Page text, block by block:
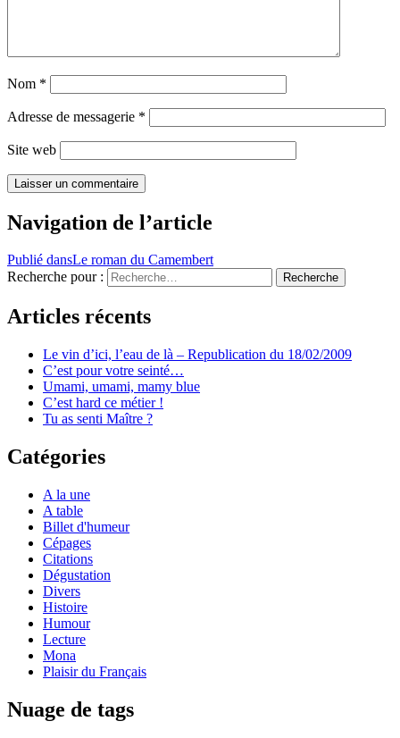
Nom *
Adresse de messagerie *
Site web
Navigation de l’article
Publié dansLe roman du Camembert
Recherche pour :
Recherche
Articles récents
Le vin d’ici, l’eau de là – Republication du 18/02/2009
C’est pour votre seinté…
Umami, umami, mamy blue
C’est hard ce métier !
Tu as senti Maître ?
Catégories
A la une
A table
Billet d'humeur
Cépages
Citations
Dégustation
Divers
Histoire
Humour
Lecture
Mona
Plaisir du Français
Nuage de tags